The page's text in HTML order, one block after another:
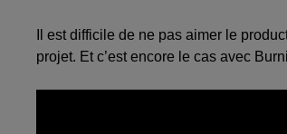
Il est difficile de ne pas aimer le
projet. Et c’est encore le cas avec